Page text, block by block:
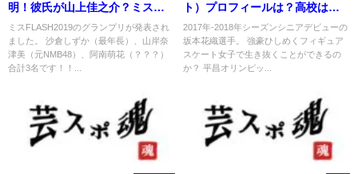
明！彼氏が山上佳之介？ミス
FLASH
ミスFLASH2019のグランプリが発表され
ました。 沙倉しずか（最年長）、山岸奈
津美（元NMB48）、阿南萌花（？？？）
合計3名です！！...
ト）プロフィールは？高校は？
身長は？
2017年-2018年シーズンシニアデビューの
坂本花織選手。 強豪ひしめくフィギュア
スケート女子で生き抜くことができるの
か？ 平昌オリンピッ...